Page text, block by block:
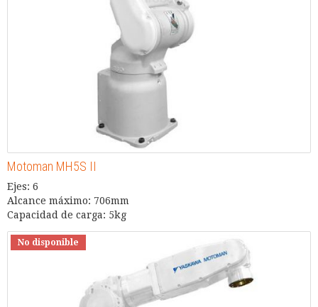
Motoman MH5S II
Ejes: 6
Alcance máximo: 706mm
Capacidad de carga: 5kg
No disponible